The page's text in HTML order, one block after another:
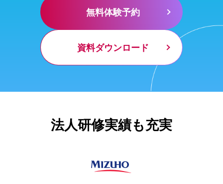
無料体験予約
資料ダウンロード
法人研修実績も充実